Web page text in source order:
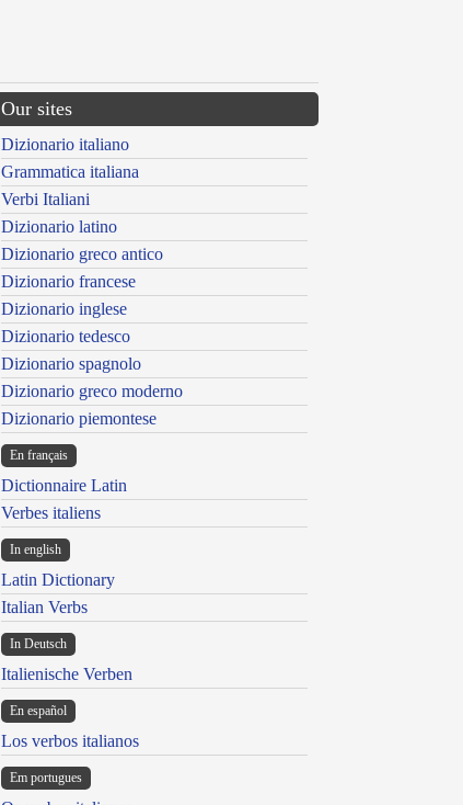
Our sites
Dizionario italiano
Grammatica italiana
Verbi Italiani
Dizionario latino
Dizionario greco antico
Dizionario francese
Dizionario inglese
Dizionario tedesco
Dizionario spagnolo
Dizionario greco moderno
Dizionario piemontese
En français
Dictionnaire Latin
Verbes italiens
In english
Latin Dictionary
Italian Verbs
In Deutsch
Italienische Verben
En español
Los verbos italianos
Em portugues